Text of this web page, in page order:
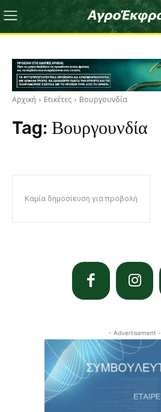
Αρχική Ετικέτες Βουργουνδία
Tag: Βουργουνδία
Καμία δημοσίευση για προβολή
- Advertisement -